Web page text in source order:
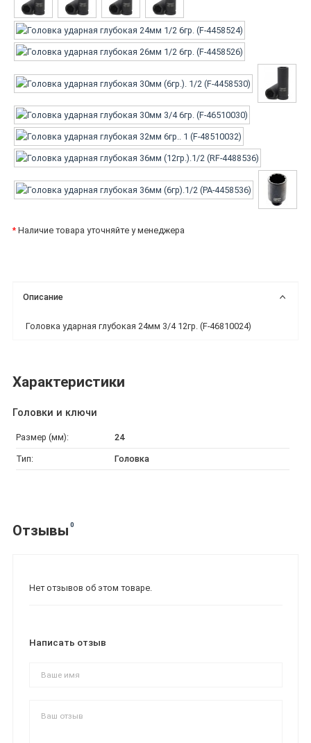
* Наличие товара уточняйте у менеджера
Описание
Головка ударная глубокая 24мм 3/4 12гр. (F-46810024)
Характеристики
Головки и ключи
Размер (мм): 24
Тип: Головка
Отзывы 0
Нет отзывов об этом товаре.
Написать отзыв